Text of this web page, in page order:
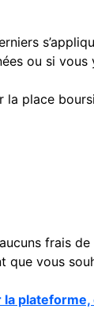
ou si vous
la place
frais
que vous